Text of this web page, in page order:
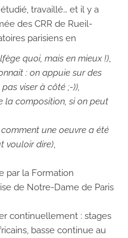
travaillé… et il y a
des CRR de Rueil-
parisiens en
quoi, mais en mieux !),
: on appuie sur des
viser à côté ;-)),
la composition, si on peut
une oeuvre a été
vouloir dire),
par la Formation
de Notre-Dame de Paris
continuellement : stages
basse continue au